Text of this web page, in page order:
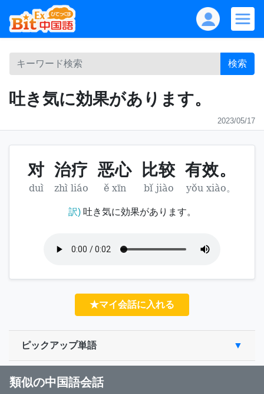
検索
吐き気に効果があります。
2023/05/17
对 治疗 恶心 比较 有效。
duì zhì liáo ě xīn bǐ jiào yǒu xiào。
訳)吐き気に効果があります。
★マイ会話に入れる
ピックアップ単語
類似の中国語会話